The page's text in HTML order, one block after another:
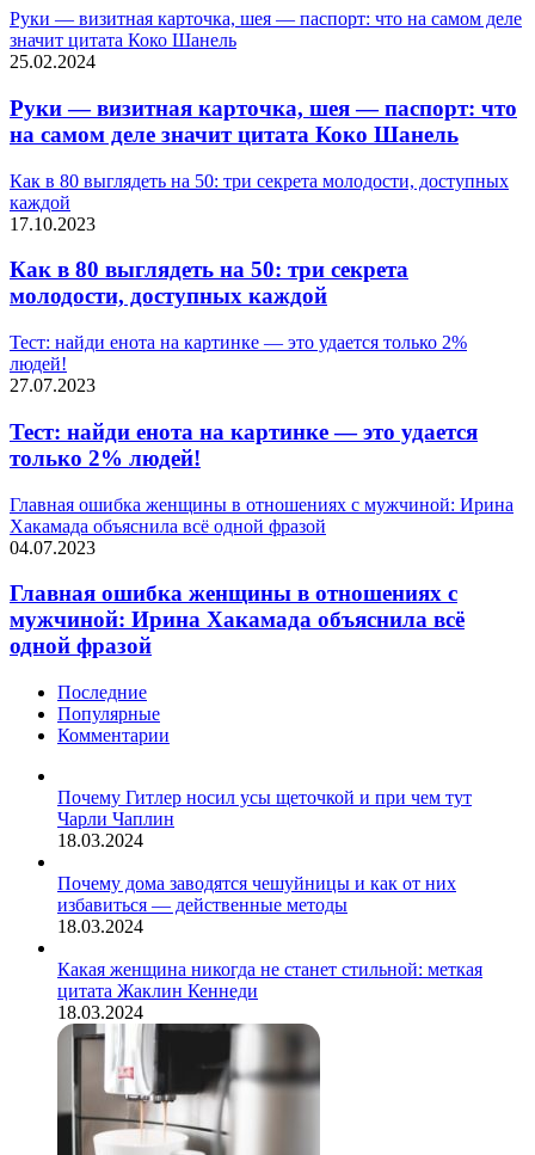
Руки — визитная карточка, шея — паспорт: что на самом деле
значит цитата Коко Шанель
25.02.2024
Руки — визитная карточка, шея — паспорт: что
на самом деле значит цитата Коко Шанель
Как в 80 выглядеть на 50: три секрета молодости, доступных
каждой
17.10.2023
Как в 80 выглядеть на 50: три секрета
молодости, доступных каждой
Тест: найди енота на картинке — это удается только 2%
людей!
27.07.2023
Тест: найди енота на картинке — это удается
только 2% людей!
Главная ошибка женщины в отношениях с мужчиной: Ирина
Хакамада объяснила всё одной фразой
04.07.2023
Главная ошибка женщины в отношениях с
мужчиной: Ирина Хакамада объяснила всё
одной фразой
Последние
Популярные
Комментарии
Почему Гитлер носил усы щеточкой и при чем тут
Чарли Чаплин
18.03.2024
Почему дома заводятся чешуйницы и как от них
избавиться — действенные методы
18.03.2024
Какая женщина никогда не станет стильной: меткая
цитата Жаклин Кеннеди
18.03.2024